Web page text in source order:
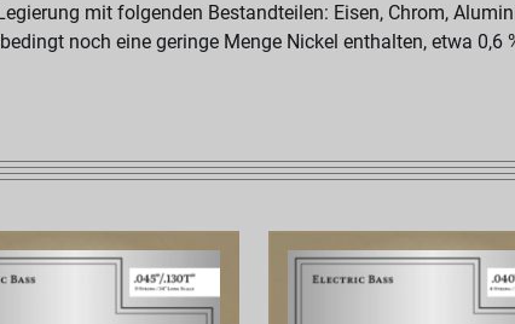
mit folgenden Bestandteilen: Eisen, Chrom,
noch eine geringe Menge Nickel enthalten, etwa 0,6